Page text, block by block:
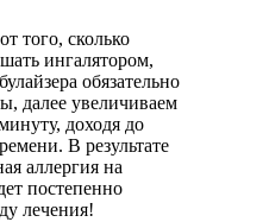
того, сколько
ингалятором,
обязательно
далее увеличиваем
доходя до
В результате
аллергия на
постепенно
лечения!